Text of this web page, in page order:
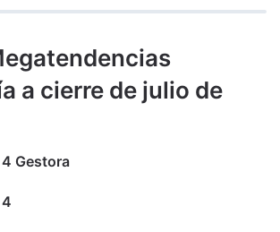
a cierre de julio de
4 Gestora